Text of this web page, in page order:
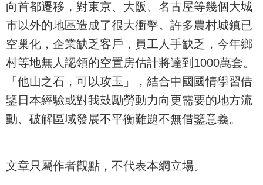
向首都遷移，對東京、大阪、名古屋等幾個大城
市以外的地區造成了很大衝擊。許多農村城鎮已
空巢化，企業缺乏客戶，員工人手缺乏，今年鄉
村等地無人認領的空置房估計將達到1000萬套。
「他山之石，可以攻玉」，結合中國國情學習借
鑒日本經驗或對我鼓勵勞動力向更需要的地方流
動、破解區域發展不平衡難題不無借鑒意義。
文章只屬作者觀點，不代表本網立場。